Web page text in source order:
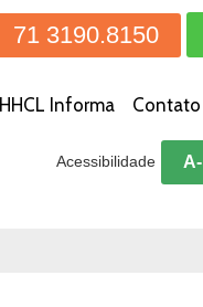
71 3190.8150
HHCL Informa Contato
Acessibilidade A-